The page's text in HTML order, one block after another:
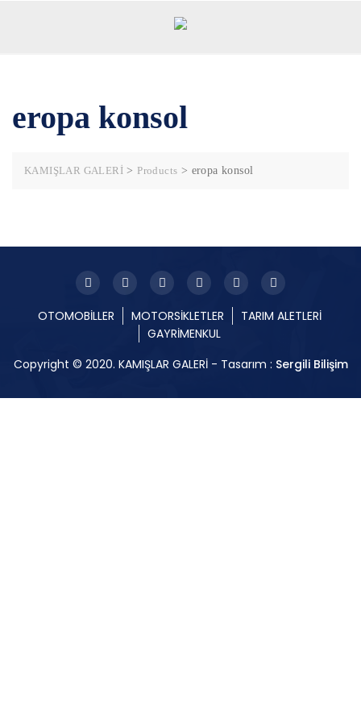
eropa konsol
KAMIŞLAR GALERİ > Products > eropa konsol
OTOMOBİLLER MOTORSİKLETLER
TARIM ALETLERİ
GAYRİMENKUL
Copyright © 2020. KAMIŞLAR GALERİ - Tasarım : Sergili Bilişim